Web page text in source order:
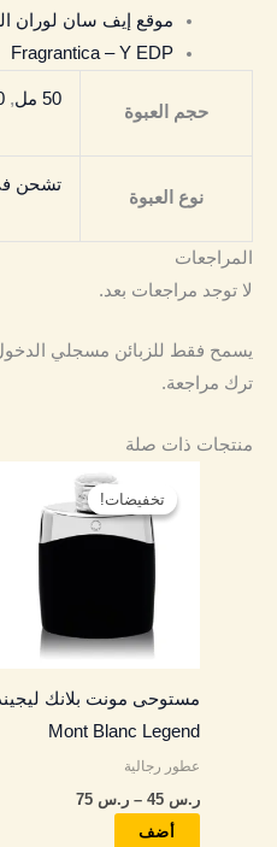
موقع إيف سان لوران
Fragrantica – Y EDP
حجم العبوة
50 مل ,
نوع العبوة
تشحن
المراجعات
لا توجد مراجعات بعد.
يسمح فقط للزبائن مسجلي الدخول
ترك مراجعة.
منتجات ذات صلة
تخفيضات!
تخفيضات!
مستوحى مونت بلانك
Mont Blanc Legend
عطور رجالية
ر.س – ر.س
من
أضف
هناك
العديد
من
لهذا
المنتج.
يمكن
اختيار
على